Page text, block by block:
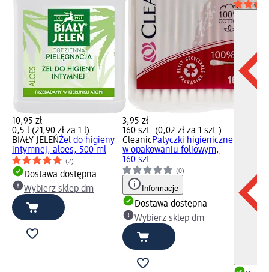
10,95 zł
0,5 l (21,90 zł za 1 l)
BIAŁY JELEŃŻel do higieny
intymnej, aloes, 500 ml
(2)
Dostawa dostępna
Wybierz sklep dm
3,95 zł
160 szt. (0,02 zł za 1 szt.)
CleanicPatyczki higieniczne
w opakowaniu foliowym,
160 szt.
(0)
Informacje
Dostawa dostępna
Wybierz sklep dm